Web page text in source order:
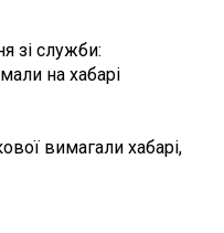
зі служби:
на хабарі
вимагали хабарі,